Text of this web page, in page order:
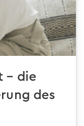
– die
des